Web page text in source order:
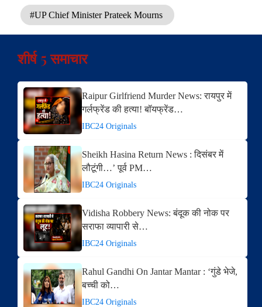
#UP Chief Minister Prateek Mourns
शीर्ष 5 समाचार
Raipur Girlfriend Murder News: रायपुर में
गर्लफ्रेंड की हत्या! बॉयफ्रेंड…
IBC24 Originals
Sheikh Hasina Return News : दिसंबर में
लौटूंगी…’ पूर्व PM…
IBC24 Originals
Vidisha Robbery News: बंदूक की नोक पर
सराफा व्यापारी से…
IBC24 Originals
Rahul Gandhi On Jantar Mantar : ‘गुंडे भेजे,
बच्ची को…
IBC24 Originals